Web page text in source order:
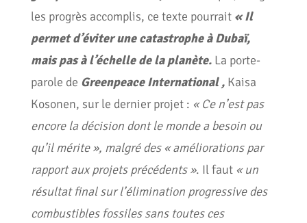
les progrès accomplis, ce texte pourrait « Il
permet d’éviter une catastrophe à Dubaï,
mais pas à l’échelle de la planète.La porte-
parole de Greenpeace International , Kaisa
Kosonen, sur le dernier projet : « Ce n’est pas
encore la décision dont le monde a besoin ou
qu’il mérite », malgré des « améliorations par
rapport aux projets précédents ». Il faut « un
résultat final sur l’élimination progressive des
combustibles fossiles sans toutes ces